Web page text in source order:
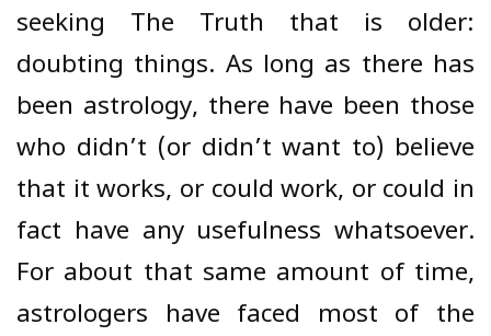
seeking The Truth that is older:
doubting things. As long as there has
been astrology, there have been those
who didn’t (or didn’t want to) believe
that it works, or could work, or could in
fact have any usefulness whatsoever.
For about that same amount of time,
astrologers have faced most of the